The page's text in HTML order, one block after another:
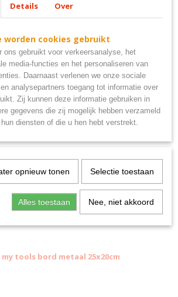
tools bord metaal 25x20cm
Details Over
worden cookies gebruikt
ons gebruikt voor verkeersanalyse, het
media-functies en het personaliseren van
Daarnaast verlenen we onze sociale
analysepartners toegang tot informatie over
Zij kunnen deze informatie gebruiken in
gegevens die zij mogelijk hebben verzameld
diensten of die u hen hebt verstrekt.
opnieuw tonen Selectie toestaan
Alles toestaan Nee, niet akkoord